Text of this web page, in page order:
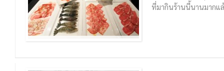
ที่มากินร้านนี้นานมากแ